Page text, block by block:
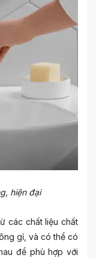
hiện đại
các chất liệu chất
gỉ, và có thể có
để phù hợp với